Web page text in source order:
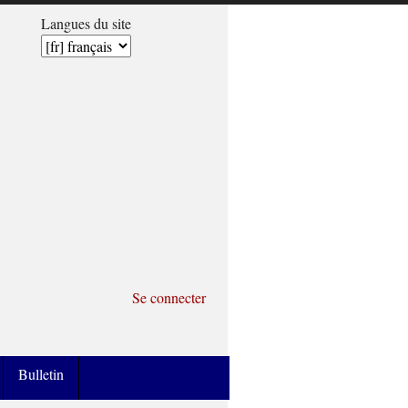
Se connecter
Langues du site
Bulletin